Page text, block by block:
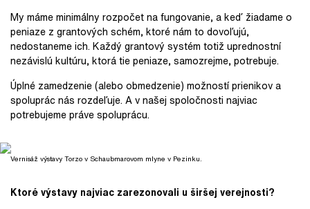
My máme minimálny rozpočet na fungovanie, a keď žiadame o
peniaze z grantových schém, ktoré nám to dovoľujú,
nedostaneme ich. Každý grantový systém totiž uprednostní
nezávislú kultúru, ktorá tie peniaze, samozrejme, potrebuje.
Úplné zamedzenie (alebo obmedzenie) možností prienikov a
spoluprác nás rozdeľuje. A v našej spoločnosti najviac
potrebujeme práve spoluprácu.
Vernisáž výstavy Torzo v Schaubmarovom mlyne v Pezinku.
Ktoré výstavy najviac zarezonovali u širšej verejnosti?